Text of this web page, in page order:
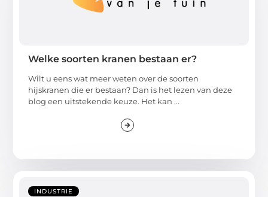
Welke soorten kranen bestaan er?
Wilt u eens wat meer weten over de soorten
hijskranen die er bestaan? Dan is het lezen van deze
blog een uitstekende keuze. Het kan ...
INDUSTRIE